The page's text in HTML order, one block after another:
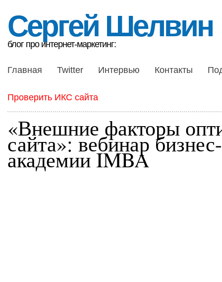
Сергей Шелвин
блог про интернет-маркетинг:
Главная Twitter Интервью Контакты
Проверить ИКС сайта
«Внешние факторы
сайта»: вебинар бизнес-
академии IMBA